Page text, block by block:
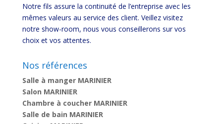
Notre fils assure la continuité de l’entreprise avec les
mêmes valeurs au service des client. Veillez visitez
notre show-room, nous vous conseillerons sur vos
choix et vos attentes.
Nos références
Salle à manger MARINIER
Salon MARINIER
Chambre à coucher MARINIER
Salle de bain MARINIER